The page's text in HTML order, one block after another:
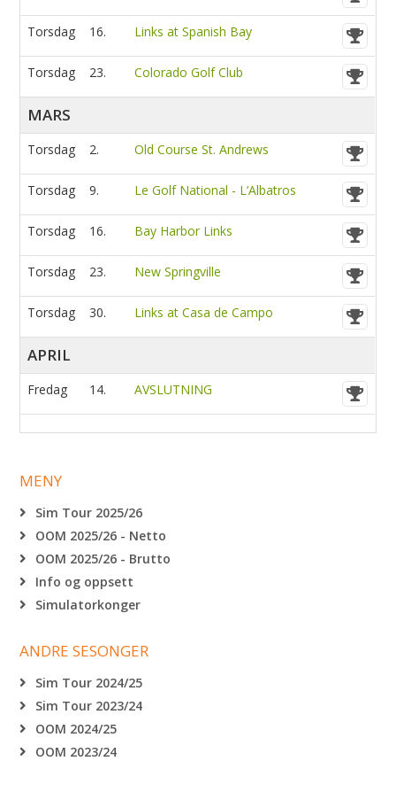
Torsdag 16. Links at Spanish Bay
Torsdag 23. Colorado Golf Club
MARS
Torsdag 2. Old Course St. Andrews
Torsdag 9. Le Golf National - L’Albatros
Torsdag 16. Bay Harbor Links
Torsdag 23. New Springville
Torsdag 30. Links at Casa de Campo
APRIL
Fredag 14. AVSLUTNING
MENY
Sim Tour 2025/26
OOM 2025/26 - Netto
OOM 2025/26 - Brutto
Info og oppsett
Simulatorkonger
ANDRE SESONGER
Sim Tour 2024/25
Sim Tour 2023/24
OOM 2024/25
OOM 2023/24